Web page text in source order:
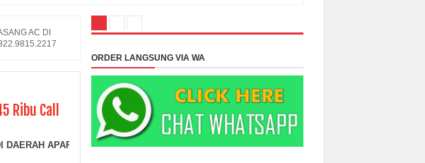
AC DI
Ribu Call
APARTEMEN PURI IMPERIUM Promo Cuci AC Rp. 45 Ribu Call Or WA. 0813.1418.1790 -
ORDER LANGSUNG VIA WA